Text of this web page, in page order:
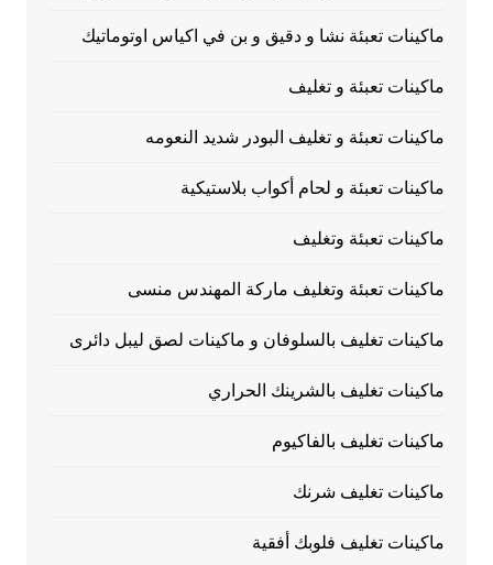
ماكينات تعبئة نشا و دقيق و بن في اكياس اوتوماتيك
ماكينات تعبئة و تغليف
ماكينات تعبئة و تغليف البودر شديد النعومه
ماكينات تعبئة و لحام أكواب بلاستيكية
ماكينات تعبئة وتغليف
ماكينات تعبئة وتغليف ماركة المهندس منسى
ماكينات تغليف بالسلوفان و ماكينات لصق ليبل دائرى
ماكينات تغليف بالشرينك الحراري
ماكينات تغليف بالفاكيوم
ماكينات تغليف شرنك
ماكينات تغليف فلوبك أفقية